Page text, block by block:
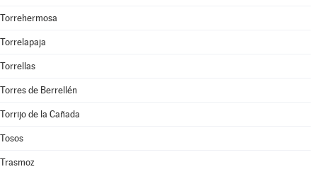
Torrehermosa
Torrelapaja
Torrellas
Torres de Berrellén
Torrijo de la Cañada
Tosos
Trasmoz